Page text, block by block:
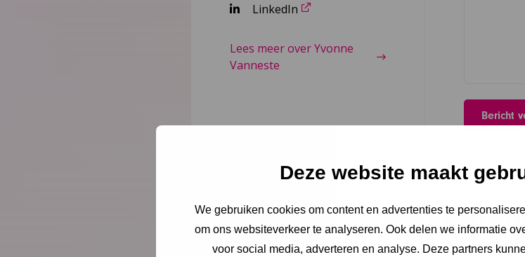
Deze website maakt
We gebruiken cookies om content en advertenties te
om ons websiteverkeer te analyseren. Ook delen we informatie
voor social media, adverteren en analyse. Deze partners
LinkedIn
Lees meer over Yvonne
Vanneste
Meer